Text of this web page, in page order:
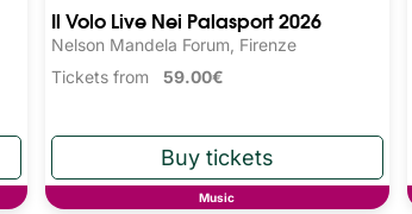
Il Volo Live Nei Palasport 2026
Nelson Mandela Forum, Firenze
Tickets from 59.00€
Music